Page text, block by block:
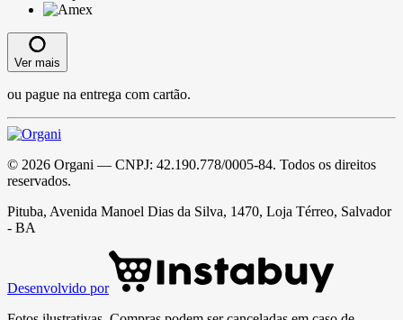
Ver mais
ou pague na entrega com cartão.
© 2026 Organi — CNPJ: 42.190.778/0005-84. Todos os direitos
reservados.
Pituba, Avenida Manoel Dias da Silva, 1470, Loja Térreo, Salvador
- BA
Desenvolvido por